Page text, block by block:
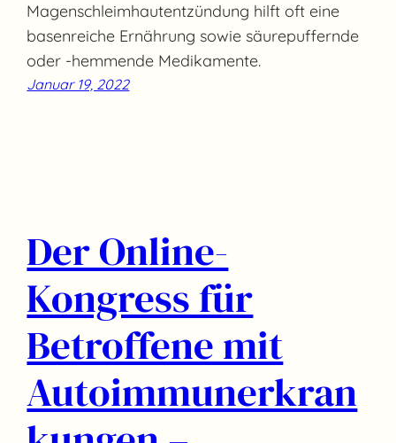
Magenschleimhautentzündung hilft oft eine
basenreiche Ernährung sowie säurepuffernde
oder -hemmende Medikamente.
Januar 19, 2022
Der Online-
Kongress für
Betroffene mit
Autoimmunerkran